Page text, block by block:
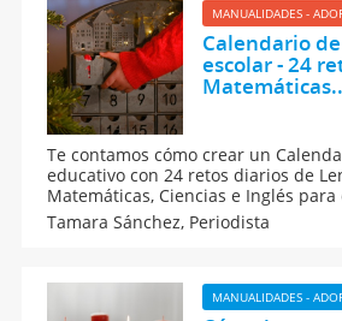
MANUALIDADES -
Calendario
escolar - 24
Te contamos cómo crear un
educativo con 24 retos diarios de
Matemáticas, Ciencias e Inglés
los niños motivados y aprendiendo
divertida durante diciembre con
Tamara Sánchez, Periodista
MANUALIDADES -